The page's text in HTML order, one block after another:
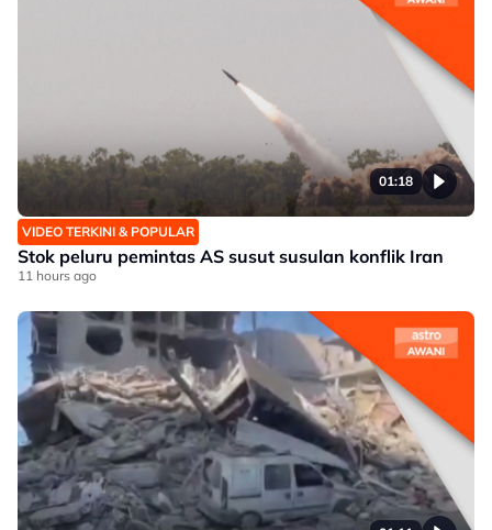
01:18
VIDEO TERKINI & POPULAR
Stok peluru pemintas AS susut susulan konflik Iran
11 hours ago